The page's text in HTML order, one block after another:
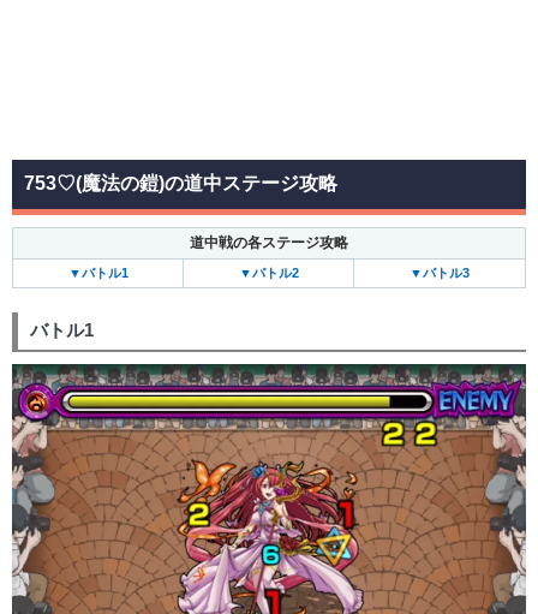
753♡(魔法の鎧)の道中ステージ攻略
道中戦の各ステージ攻略
▼バトル1 ▼バトル2 ▼バトル3
バトル1